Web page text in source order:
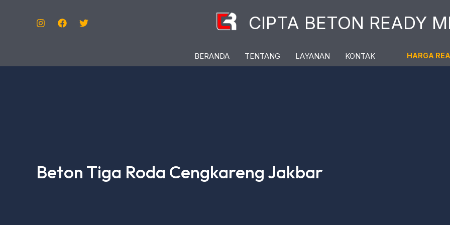
CIPTA BETON READY
BERANDA TENTANG LAYANAN KONTAK HARGA
Beton Tiga Roda Cengkareng Jakbar